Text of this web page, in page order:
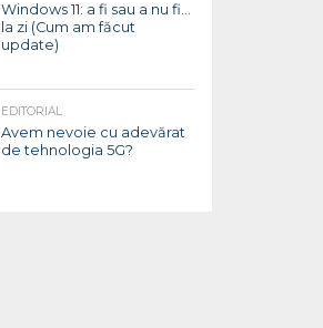
Windows 11: a fi sau a nu fi…
la zi (Cum am făcut
update)
EDITORIAL
Avem nevoie cu adevărat
de tehnologia 5G?